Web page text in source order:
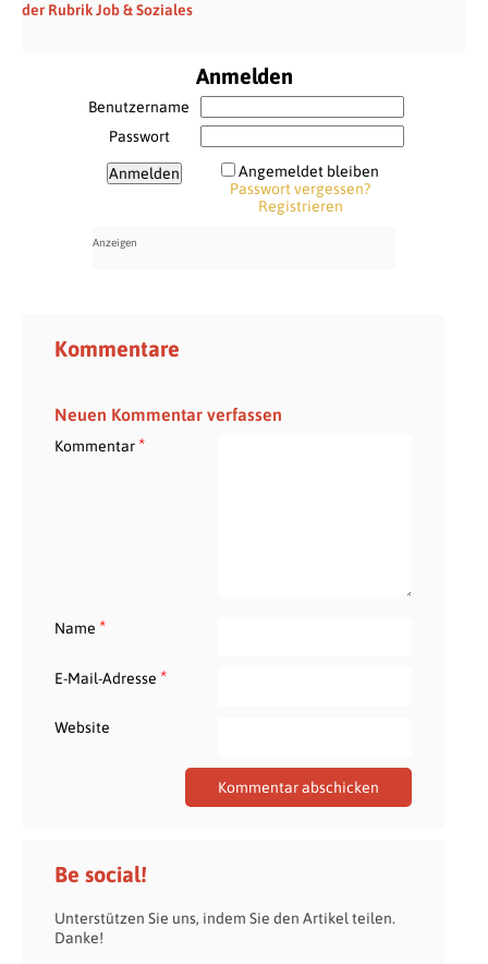
der Rubrik Job & Soziales
Anmelden
Benutzername
Passwort
Angemeldet bleiben
Passwort vergessen?
Registrieren
Kommentare
Neuen Kommentar verfassen
Kommentar*
Name *
E-Mail-Adresse *
Website
Be social!
Unterstützen Sie uns, indem Sie den Artikel teilen.
Danke!